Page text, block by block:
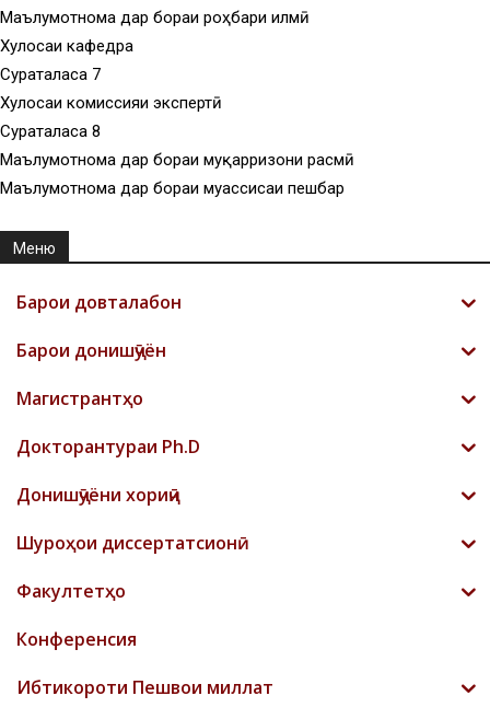
Маълумотнома дар бораи роҳбари илмӣ
Хулосаи кафедра
Суратҷаласа 7
Хулосаи комиссияи экспертӣ
Суратҷаласа 8
Маълумотнома дар бораи муқарризони расмӣ
Маълумотнома дар бораи муассисаи пешбар
Меню
Барои довталабон
Барои донишҷӯён
Магистрантҳо
Докторантураи Ph.D
Донишҷӯёни хориҷӣ
Шyроҳои диссертатсионӣ
Факултетҳо
Конференсия
Ибтикороти Пешвои миллат